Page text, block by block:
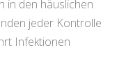
in den häuslichen
jeder Kontrolle
Infektionen